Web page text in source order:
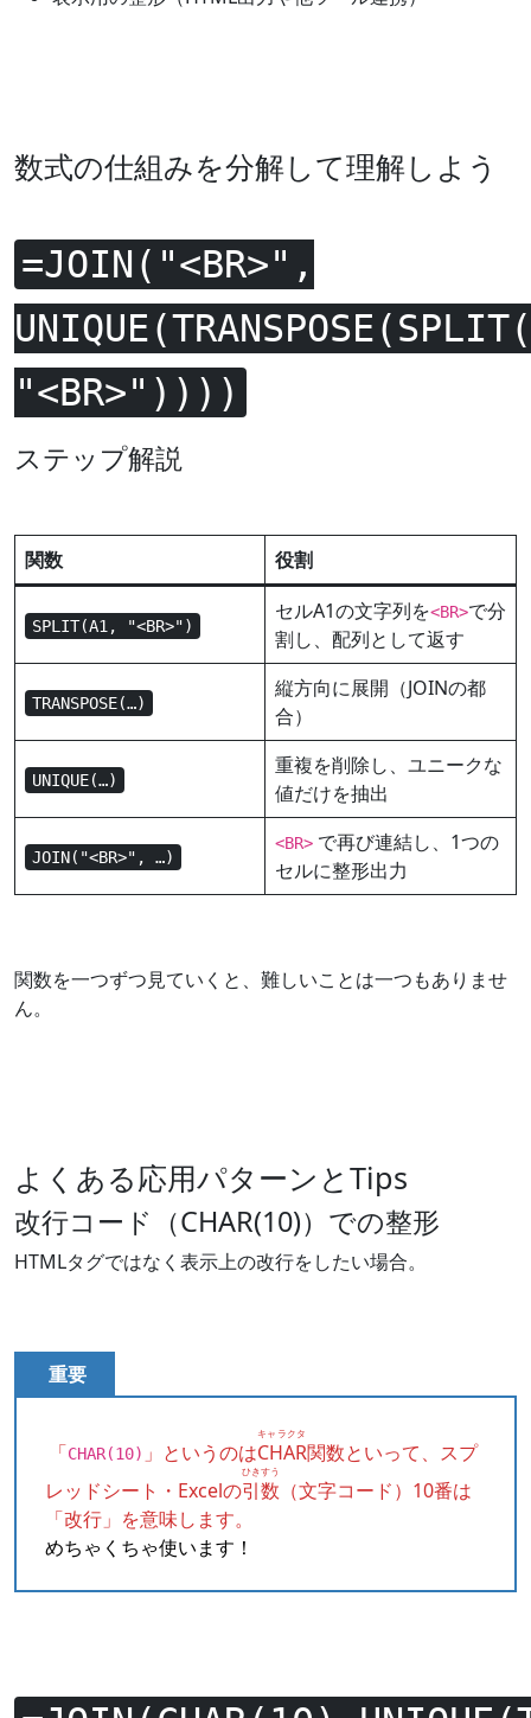
数式の仕組みを分解して理解しよう
=JOIN("<BR>",
"<BR>"))))
ステップ解説
関数 役割
SPLIT(A1, "<BR>")
セルA1の文字列を<BR>で分
割し、配列として返す
TRANSPOSE(…)
縦方向に展開（JOINの都
合）
UNIQUE(…)
重複を削除し、ユニークな
値だけを抽出
JOIN("<BR>", …)
<BR> で再び連結し、1つの
セルに整形出力
関数を一つずつ見ていくと、難しいことは一つもありませ
ん。
よくある応用パターンとTips
改行コード（CHAR(10)）での整形
HTMLタグではなく表示上の改行をしたい場合。
重要
「CHAR(10) 」というのはCHAR
キャラクタ
関数といって、スプ
レッドシート・Excelの引数
ひきすう
（文字コード）10番は
「改行」を意味します。
めちゃくちゃ使います！